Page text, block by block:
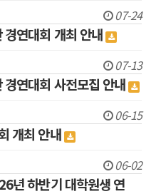
07-24
경연대회 개최 안내
07-13
경연대회 사전모집 안내
06-15
개최 안내
06-02
년 하반기 대학원생 연